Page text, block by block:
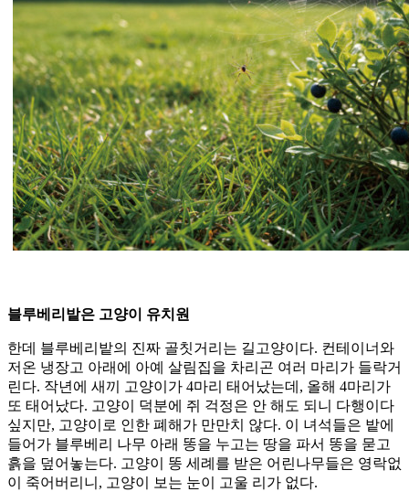
블루베리밭은 고양이 유치원
한데 블루베리밭의 진짜 골칫거리는 길고양이다. 컨테이너와
저온 냉장고 아래에 아예 살림집을 차리곤 여러 마리가 들락거
린다. 작년에 새끼 고양이가 4마리 태어났는데, 올해 4마리가
또 태어났다. 고양이 덕분에 쥐 걱정은 안 해도 되니 다행이다
싶지만, 고양이로 인한 폐해가 만만치 않다. 이 녀석들은 밭에
들어가 블루베리 나무 아래 똥을 누고는 땅을 파서 똥을 묻고
흙을 덮어놓는다. 고양이 똥 세례를 받은 어린나무들은 영락없
이 죽어버리니, 고양이 보는 눈이 고울 리가 없다.